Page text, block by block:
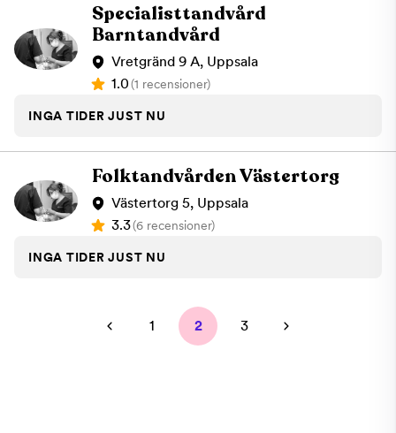
Specialisttandvård
Barntandvård
Vretgränd 9 A, Uppsala
1.0(1 recensioner)
INGA TIDER JUST NU
Folktandvården Västertorg
Västertorg 5, Uppsala
3.3(6 recensioner)
INGA TIDER JUST NU
1 2 3